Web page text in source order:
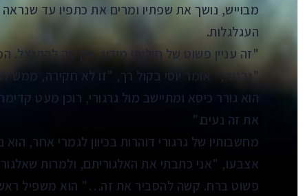
מבוייש, נושך את שפתיו ומרים את כתפיו עד שנראה
העגלגלות.
"זה עניין פשוט של חילופי מידע, אין מה להתנצל.
"גרגורי," אומר יוסי בקול רך, "זו לא חקירה, ממש
הוא גורר כיסא ומתיישב מול גרגורי, רוכן מעט
את זה נעים."
מחשבותיו של גרגורי דוהרות בכיוון לגמרי אחר,
אצבעו, "אני כתבתי את האלגוריתם, ולמרות
פשוט ברח. קשה להסביר את זה…" הוא משפיל